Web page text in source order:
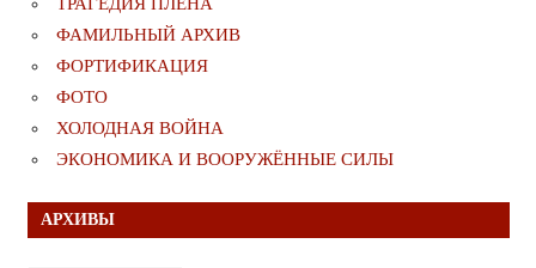
ТРАГЕДИЯ ПЛЕНА
ФАМИЛЬНЫЙ АРХИВ
ФОРТИФИКАЦИЯ
ФОТО
ХОЛОДНАЯ ВОЙНА
ЭКОНОМИКА И ВООРУЖЁННЫЕ СИЛЫ
АРХИВЫ